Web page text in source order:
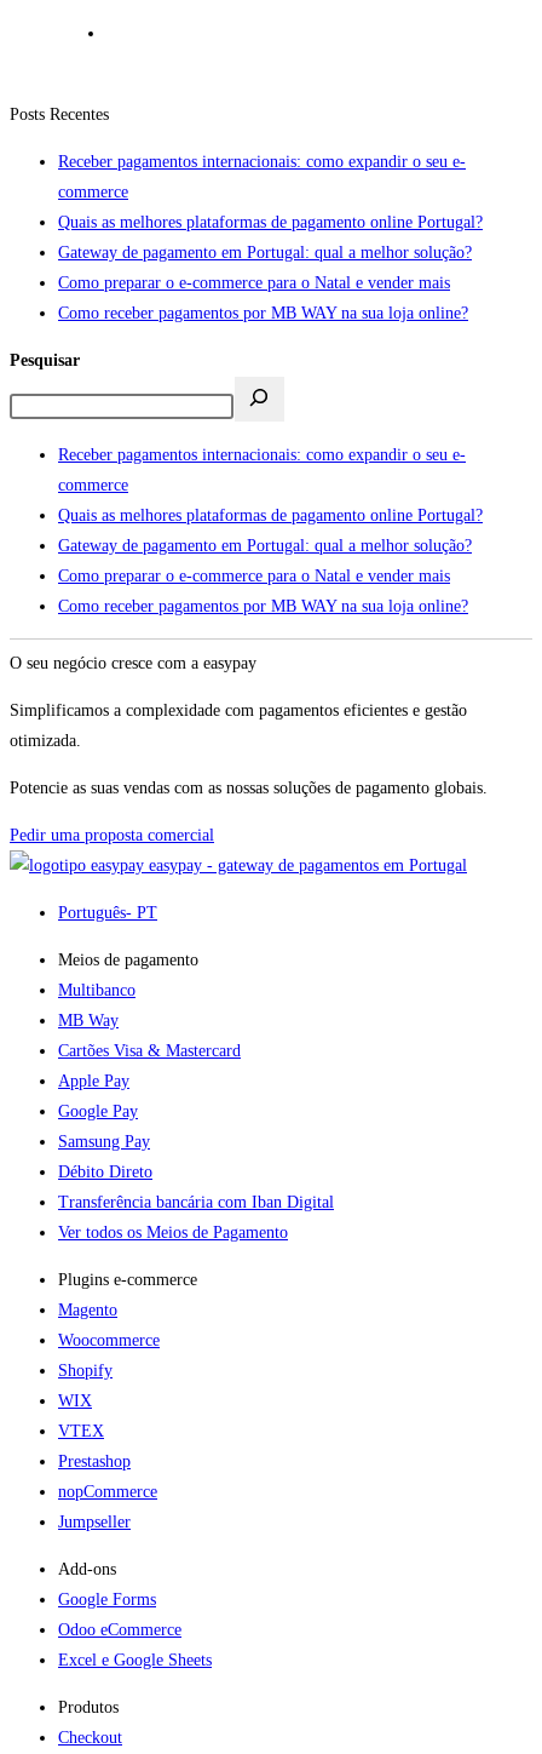
Posts Recentes
Receber pagamentos internacionais: como expandir o seu e-
commerce
Quais as melhores plataformas de pagamento online Portugal?
Gateway de pagamento em Portugal: qual a melhor solução?
Como preparar o e-commerce para o Natal e vender mais
Como receber pagamentos por MB WAY na sua loja online?
Pesquisar
Receber pagamentos internacionais: como expandir o seu e-
commerce
Quais as melhores plataformas de pagamento online Portugal?
Gateway de pagamento em Portugal: qual a melhor solução?
Como preparar o e-commerce para o Natal e vender mais
Como receber pagamentos por MB WAY na sua loja online?
O seu negócio cresce com a easypay
Simplificamos a complexidade com pagamentos eficientes e gestão
otimizada.
Potencie as suas vendas com as nossas soluções de pagamento globais.
Pedir uma proposta comercial
easypay - gateway de pagamentos em Portugal
Português- PT
Meios de pagamento
Multibanco
MB Way
Cartões Visa & Mastercard
Apple Pay
Google Pay
Samsung Pay
Débito Direto
Transferência bancária com Iban Digital
Ver todos os Meios de Pagamento
Plugins e-commerce​
Magento
Woocommerce
Shopify
WIX
VTEX
Prestashop
nopCommerce
Jumpseller
Add-ons​
Google Forms
Odoo eCommerce
Excel e Google Sheets
Produtos
Checkout